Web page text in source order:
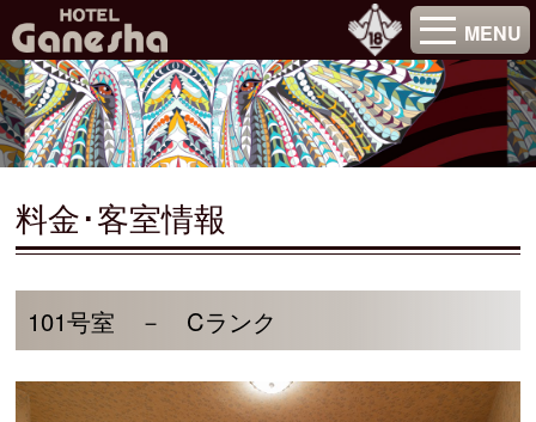
MENU
料金･客室情報
101号室 － Cランク